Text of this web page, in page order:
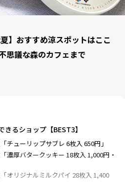
】おすすめ涼スポットはここ
思議な森のカフェまで
るショップ【BEST3】
チューリップサブレ 6枚入 650円」
濃厚バタークッキー 18枚入 1,000円・
オリジナルミルクパイ 28枚入 1,400